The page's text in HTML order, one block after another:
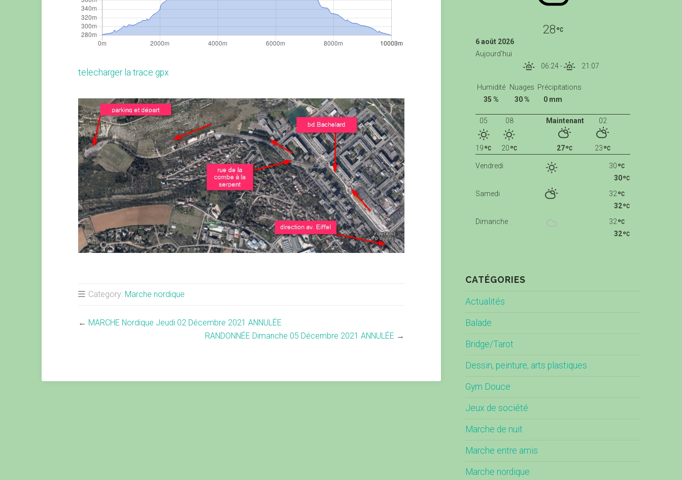
telecharger la trace gpx
Category: Marche nordique
← MARCHE Nordique Jeudi 02 Décembre 2021 ANNULÉE
RANDONNÉE Dimanche 05 Décembre 2021 ANNULÉE →
28
6 août 2026
Aujourd'hui
06:24- 21:07
Humidité
35 %
Nuages
30 %
Précipitations
0 mm
Maintenant
27
02
23
05
19
08
20
Vendredi
30
30
Samedi
32
32
Dimanche
32
32
CATÉGORIES
Actualités
Balade
Bridge/Tarot
Dessin, peinture, arts plastiques
Gym Douce
Jeux de société
Marche de nuit
Marche entre amis
Marche nordique